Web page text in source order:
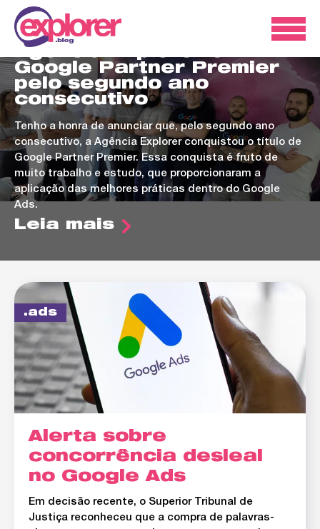
ads
Agência Explorer é
Google Partner Premier
pelo segundo ano
consecutivo
Tenho a honra de anunciar que, pelo segundo ano
consecutivo, a Agência Explorer conquistou o título de
Google Partner Premier. Essa conquista é fruto de
muito trabalho e estudo, que proporcionaram a
aplicação das melhores práticas dentro do Google
Ads.
Leia mais
ads
Alerta sobre
concorrência desleal
no Google Ads
Em decisão recente, o Superior Tribunal de
Justiça reconheceu que a compra de palavras-